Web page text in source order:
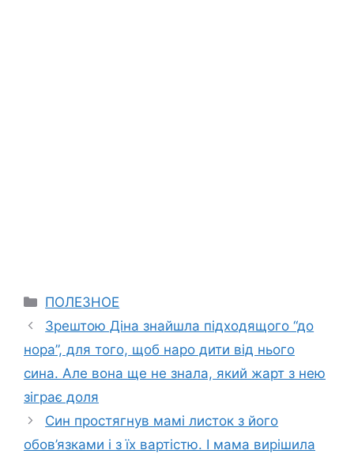
Categories
ПОЛЕЗНОЕ
Зрештою Діна знайшла підходящого “до
нора”, для того, щоб наро дити від нього
сина. Але вона ще не знала, який жарт з нею
зіграє доля
Син простягнув мамі листок з його
обов’язками і з їх вартістю. І мама вирішила